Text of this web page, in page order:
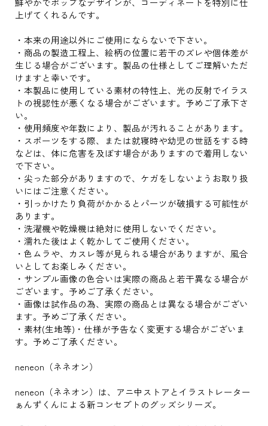
上げてくれるんです。
・本来の用途以外にご使用にならないで下さい。
・商品の製造工程上、絵柄の位置に若干のズレや個体差が
生じる場合がございます。製品の仕様としてご理解いただ
けますと幸いです。
・本製品に使用している素材の特性上、光の反射でイラス
トの視認性が悪くなる場合がございます。予めご了承下さ
い。
・使用頻度や年数により、製品が汚れることがあります。
・スポーツをする際、または就寝時や幼児の世話をする時
などは、体に危害を及ぼす場合がありますので着用しない
で下さい。
・尖った部分がありますので、ケガをしないようお取り扱
いにはご注意ください。
・引っかけたり負荷がかかるとパーツが破損する可能性が
あります。
・洗濯機や乾燥機は絶対に使用しないでください。
・濡れた後はよく乾かしてご使用ください。
・色ムラや、カスレ等が見られる場合がありますが、風合
いとしてお楽しみください。
・サンプル画像の色合いは実際の商品と若干異なる場合が
ございます。予めご了承ください。
・画像は試作品の為、実際の商品とは異なる場合がござい
ます。予めご了承ください。
・素材(生地等)・仕様が予告なく変更する場合がございま
す。予めご了承ください。
neneon（ネネオン）
neneon（ネネオン）は、アニ中ストアとイラストレーター
ぁんずくんによる新コンセプトのグッズシリーズ。